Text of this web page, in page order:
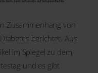
Zusammenhang von
berichtet. Aus
im Spiegel zu dem
und es gibt